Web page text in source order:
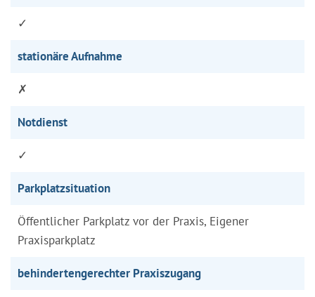
✓
stationäre Aufnahme
✗
Notdienst
✓
Parkplatzsituation
Öffentlicher Parkplatz vor der Praxis, Eigener
Praxisparkplatz
behindertengerechter Praxiszugang